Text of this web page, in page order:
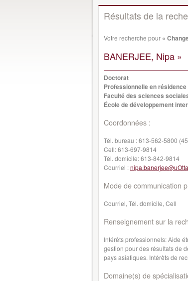
Résultats de la
Votre recherche pour «
BANERJEE, Nipa »
Doctorat
Professionnelle en résidence
Faculté des sciences
École de développement
Coordonnées :
Tél. bureau :613-562-5800
Cell:613-697-9814
Tél. domicile:613-842-9814
Courriel :
Mode de communication
Courriel, Tél. domicile, Cell
Renseignement sur la
Intérêts professionnels: Aide
gestion pour des résultats de
pays asiatiques. Intérêts de
Domaine(s) de